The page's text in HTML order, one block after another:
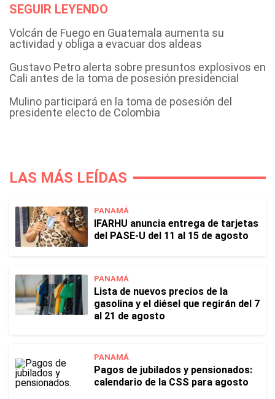
SEGUIR LEYENDO
Volcán de Fuego en Guatemala aumenta su
actividad y obliga a evacuar dos aldeas
Gustavo Petro alerta sobre presuntos explosivos en
Cali antes de la toma de posesión presidencial
Mulino participará en la toma de posesión del
presidente electo de Colombia
LAS MÁS LEÍDAS
PANAMÁ
IFARHU anuncia entrega de tarjetas
del PASE-U del 11 al 15 de agosto
PANAMÁ
Lista de nuevos precios de la
gasolina y el diésel que regirán del 7
al 21 de agosto
PANAMÁ
Pagos de jubilados y pensionados:
calendario de la CSS para agosto